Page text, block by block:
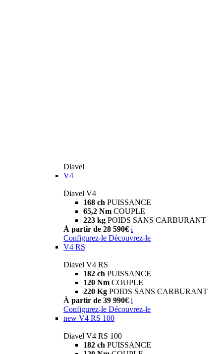
Diavel
V4
Diavel V4
168 ch PUISSANCE
65,2 Nm COUPLE
223 kg POIDS SANS CARBURANT
À partir de 28 590€ i
Configurez-le Découvrez-le
V4 RS
Diavel V4 RS
182 ch PUISSANCE
120 Nm COUPLE
220 Kg POIDS SANS CARBURANT
À partir de 39 990€ i
Configurez-le Découvrez-le
new V4 RS 100
Diavel V4 RS 100
182 ch PUISSANCE